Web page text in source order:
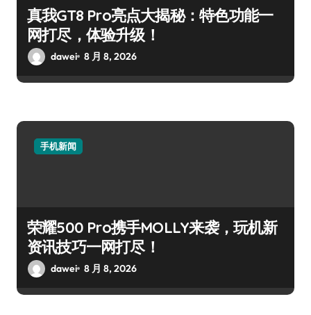
真我GT8 Pro亮点大揭秘：特色功能一
网打尽，体验升级！
dawei 8 月 8, 2026
手机新闻
荣耀500 Pro携手MOLLY来袭，玩机新
资讯技巧一网打尽！
dawei 8 月 8, 2026